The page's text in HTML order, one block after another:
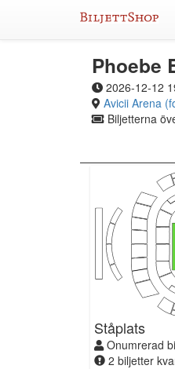
Phoebe
2026-12-12
Avicii Arena
Biljetterna
Ståplats
Onumrerad
2 biljetter